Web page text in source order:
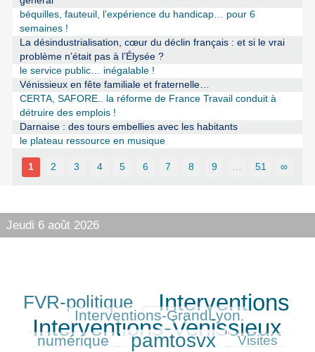
béquilles, fauteuil, l’expérience du handicap… pour 6
semaines !
La désindustrialisation, cœur du déclin français : et si le vrai
problème n’était pas à l’Élysée ?
le service public… inégalable !
Vénissieux en fête familiale et fraternelle…
CERTA, SAFORE.. la réforme de France Travail conduit à
détruire des emplois !
Darnaise : des tours embellies avec les habitants
le plateau ressource en musique
1 2 3 4 5 6 7 8 9 51 ∞
Jeudi 6 août 2026
271/401
FVR-politique
400/401 Interventions
Interventions-GrandLyon
Interventions-Venissieux
174/401
numérique
303/401 pamtosvx
89/401 Visites